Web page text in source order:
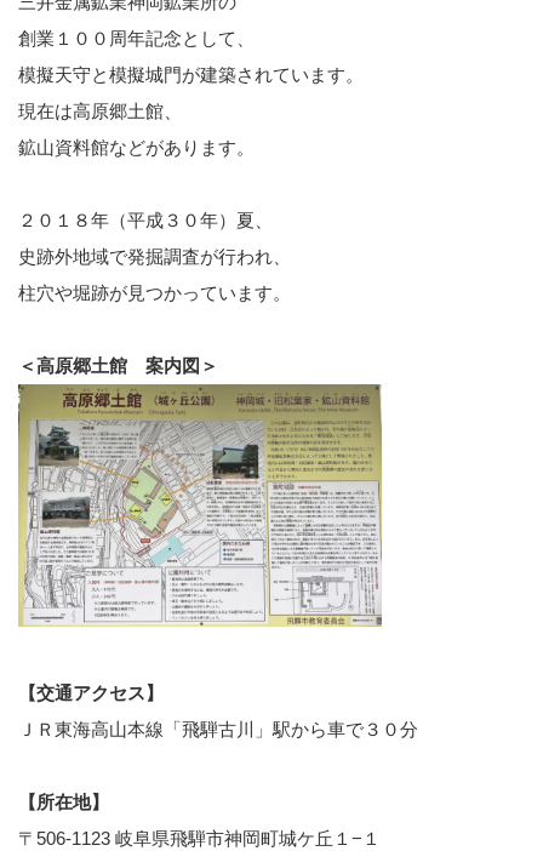
創業１００周年記念として、
模擬天守と模擬城門が建築されています。
現在は高原郷土館、
鉱山資料館などがあります。
２０１８年（平成３０年）夏、
史跡外地域で発掘調査が行われ、
柱穴や堀跡が見つかっています。
＜高原郷土館 案内図＞
【交通アクセス】
ＪＲ東海高山本線「飛騨古川」駅から車で３０分
【所在地】
〒506-1123 岐阜県飛騨市神岡町城ケ丘１−１